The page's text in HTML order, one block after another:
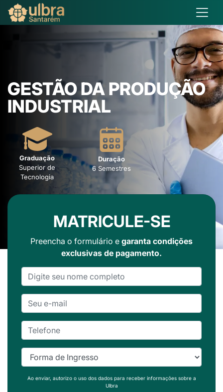
GESTÃO DA PRODUÇÃO
INDUSTRIAL
Graduação
Superior de
Tecnologia
Duração
6 Semestres
MATRICULE-SE
Preencha o formulário e garanta condições
exclusivas de pagamento.
Ao enviar, autorizo o uso dos dados para receber informações sobre a
Ulbra